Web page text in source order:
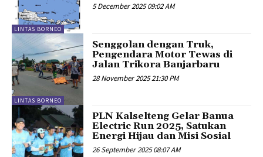
LINTAS BORNEO
5 December 2025 09:02 AM
LINTAS BORNEO
Senggolan dengan Truk,
Pengendara Motor Tewas di
Jalan Trikora Banjarbaru
28 November 2025 21:30 PM
PLN Kalselteng Gelar Banua
Electric Run 2025, Satukan
Energi Hijau dan Misi Sosial
26 September 2025 08:07 AM